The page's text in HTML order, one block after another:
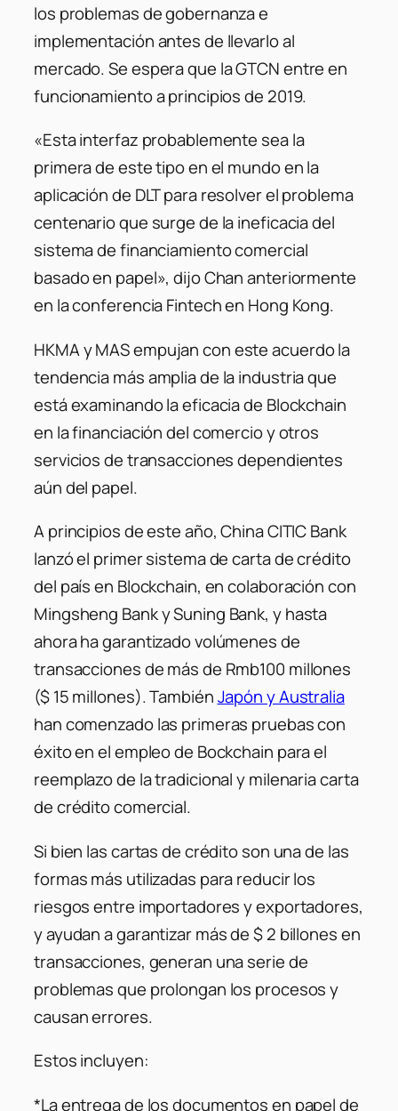
los problemas de gobernanza e
implementación antes de llevarlo al
mercado. Se espera que la GTCN entre en
funcionamiento a principios de 2019.
«Esta interfaz probablemente sea la
primera de este tipo en el mundo en la
aplicación de DLT para resolver el problema
centenario que surge de la ineficacia del
sistema de financiamiento comercial
basado en papel», dijo Chan anteriormente
en la conferencia Fintech en Hong Kong.
HKMA y MAS empujan con este acuerdo la
tendencia más amplia de la industria que
está examinando la eficacia de Blockchain
en la financiación del comercio y otros
servicios de transacciones dependientes
aún del papel.
A principios de este año, China CITIC Bank
lanzó el primer sistema de carta de crédito
del país en Blockchain, en colaboración con
Mingsheng Bank y Suning Bank, y hasta
ahora ha garantizado volúmenes de
transacciones de más de Rmb100 millones
($ 15 millones). TambiénJapón y Australia
han comenzado las primeras pruebas con
éxito en el empleo de Bockchain para el
reemplazo de la tradicional y milenaria carta
de crédito comercial.
Si bien las cartas de crédito son una de las
formas más utilizadas para reducir los
riesgos entre importadores y exportadores,
y ayudan a garantizar más de $ 2 billones en
transacciones, generan una serie de
problemas que prolongan los procesos y
causan errores.
Estos incluyen:
*La entrega de los documentos en papel de